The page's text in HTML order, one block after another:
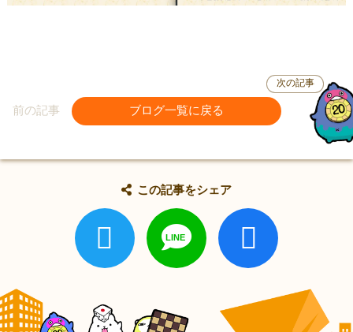
前の記事 ブログ一覧に戻る
次の記事
この記事をシェア